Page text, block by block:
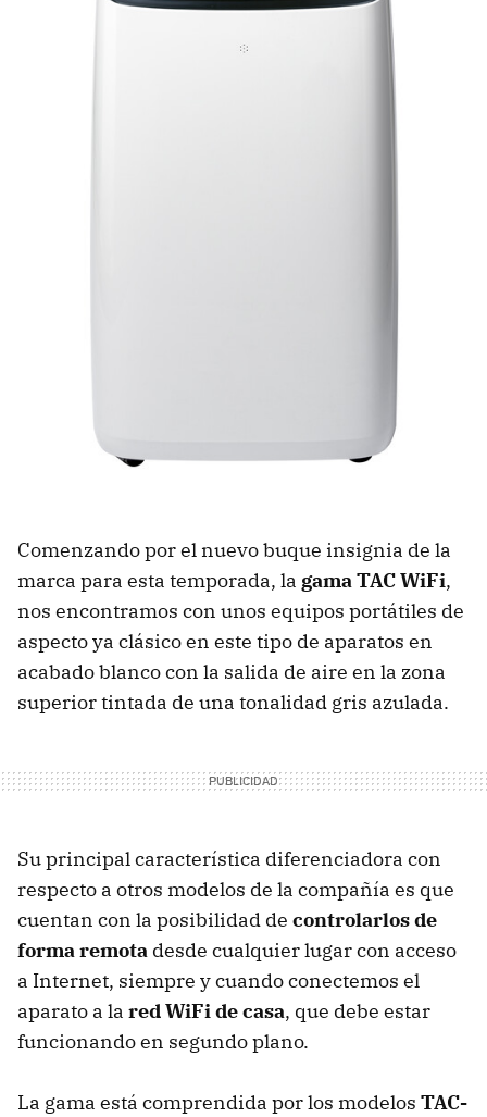
Comenzando por el nuevo buque insignia de la
marca para esta temporada, la gama TAC WiFi,
nos encontramos con unos equipos portátiles de
aspecto ya clásico en este tipo de aparatos en
acabado blanco con la salida de aire en la zona
superior tintada de una tonalidad gris azulada.
Su principal característica diferenciadora con
respecto a otros modelos de la compañía es que
cuentan con la posibilidad de controlarlos de
forma remota desde cualquier lugar con acceso
a Internet, siempre y cuando conectemos el
aparato a la red WiFi de casa, que debe estar
funcionando en segundo plano.
La gama está comprendida por los modelos TAC-